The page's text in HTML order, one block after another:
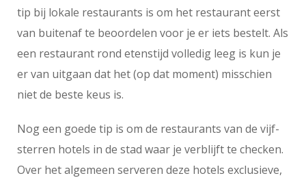
tip bij lokale restaurants is om het restaurant eerst
van buitenaf te beoordelen voor je er iets bestelt. Als
een restaurant rond etenstijd volledig leeg is kun je
er van uitgaan dat het (op dat moment) misschien
niet de beste keus is.
Nog een goede tip is om de restaurants van de vijf-
sterren hotels in de stad waar je verblijft te checken.
Over het algemeen serveren deze hotels exclusieve,